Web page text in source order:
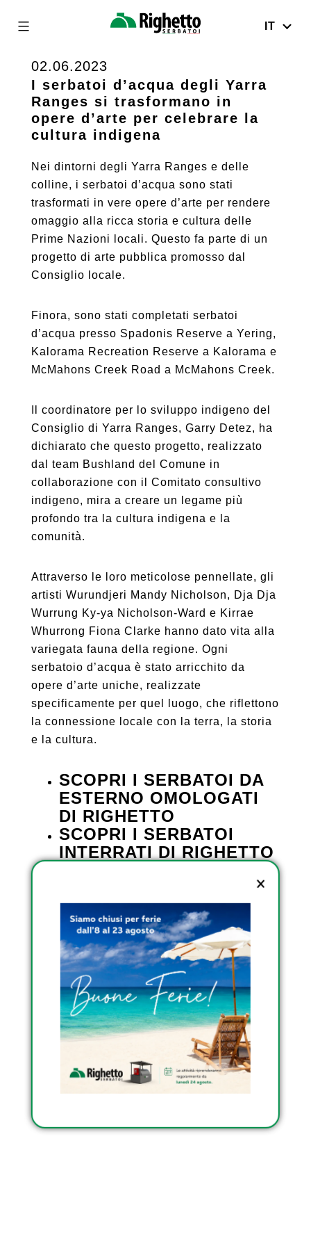
content
Righetto
IT
02.06.2023
I serbatoi d’acqua degli Yarra
Ranges si trasformano in
opere d’arte per celebrare la
cultura indigena
Nei dintorni degli Yarra Ranges e delle
colline, i serbatoi d’acqua sono stati
trasformati in vere opere d’arte per rendere
omaggio alla ricca storia e cultura delle
Prime Nazioni locali. Questo fa parte di un
progetto di arte pubblica promosso dal
Consiglio locale.
Finora, sono stati completati serbatoi
d’acqua presso Spadonis Reserve a Yering,
Kalorama Recreation Reserve a Kalorama e
McMahons Creek Road a McMahons Creek.
Il coordinatore per lo sviluppo indigeno del
Consiglio di Yarra Ranges, Garry Detez, ha
dichiarato che questo progetto, realizzato
dal team Bushland del Comune in
collaborazione con il Comitato consultivo
indigeno, mira a creare un legame più
profondo tra la cultura indigena e la
comunità.
Attraverso le loro meticolose pennellate, gli
artisti Wurundjeri Mandy Nicholson, Dja Dja
Wurrung Ky-ya Nicholson-Ward e Kirrae
Whurrong Fiona Clarke hanno dato vita alla
variegata fauna della regione. Ogni
serbatoio d’acqua è stato arricchito da
opere d’arte uniche, realizzate
specificamente per quel luogo, che riflettono
la connessione locale con la terra, la storia
e la cultura.
SCOPRI I SERBATOI DA
ESTERNO OMOLOGATI
DI RIGHETTO
SCOPRI I SERBATOI
INTERRATI DI RIGHETTO
OMOLOGATI DI
RIGHETTO
Condividi